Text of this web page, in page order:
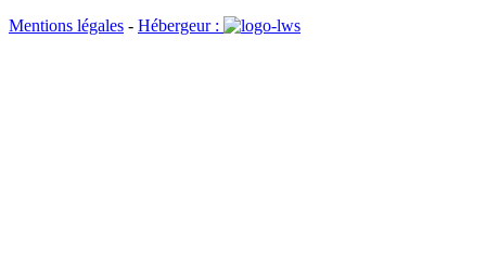
Mentions légales - Hébergeur :